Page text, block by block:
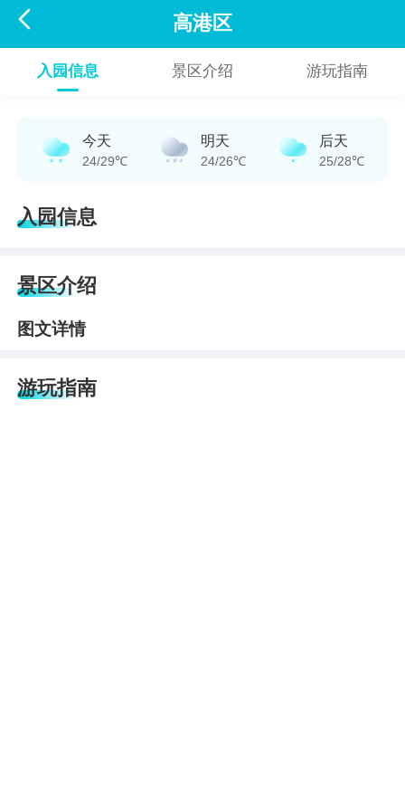
 高港区
入园信息 景区介绍 游玩指南
今天
24/29℃
明天
24/26℃
后天
25/28℃
入园信息
景区介绍
图文详情
游玩指南